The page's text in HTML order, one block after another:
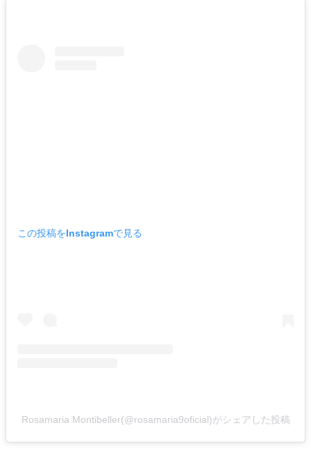
この投稿をInstagramで見る
Rosamaria Montibeller(@rosamaria9oficial)がシェアした投稿